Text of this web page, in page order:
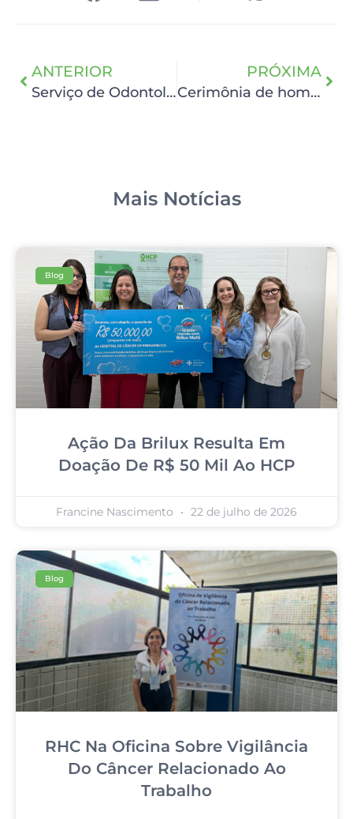
ANTERIOR
Serviço de Odontologia comemora o Dia do Cirurgião-Dentista
PRÓXIMA
Cerimônia de homenagem a parlamentares é realizada no HCP
Mais Notícias
Blog
Ação Da Brilux Resulta Em
Doação De R$ 50 Mil Ao HCP
Francine Nascimento 22 de julho de 2026
Blog
RHC Na Oficina Sobre Vigilância
Do Câncer Relacionado Ao
Trabalho